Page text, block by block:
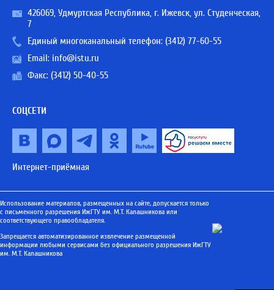
426069, Удмуртская Республика, г. Ижевск, ул. Студенческая,
7
Единый многоканальный телефон: (3412) 77-60-55
Email: info@istu.ru
Факс: (3412) 50-40-55
СОЦСЕТИ
Интернет-приёмная
Использование материалов, размещенных на сайте, допускается только
с письменного разрешения ИжГТУ им. М.Т. Калашникова или
соответствующего правообладателя.
Запрещается автоматизированное извлечение размещенной
информации любыми сервисами без официального разрешения ИжГТУ
им. М.Т. Калашникова